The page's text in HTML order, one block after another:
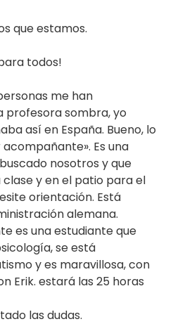
que estamos.
todos!
me han
profesora sombra, yo
así en España. Bueno, lo
Es una
nosotros y que
y en el patio para el
orientación. Está
alemana.
es una estudiante que
se está
y es maravillosa, con
Erik. estará las 25 horas
las dudas.